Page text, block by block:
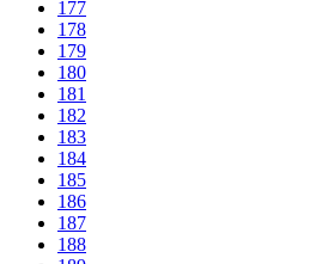
177
178
179
180
181
182
183
184
185
186
187
188